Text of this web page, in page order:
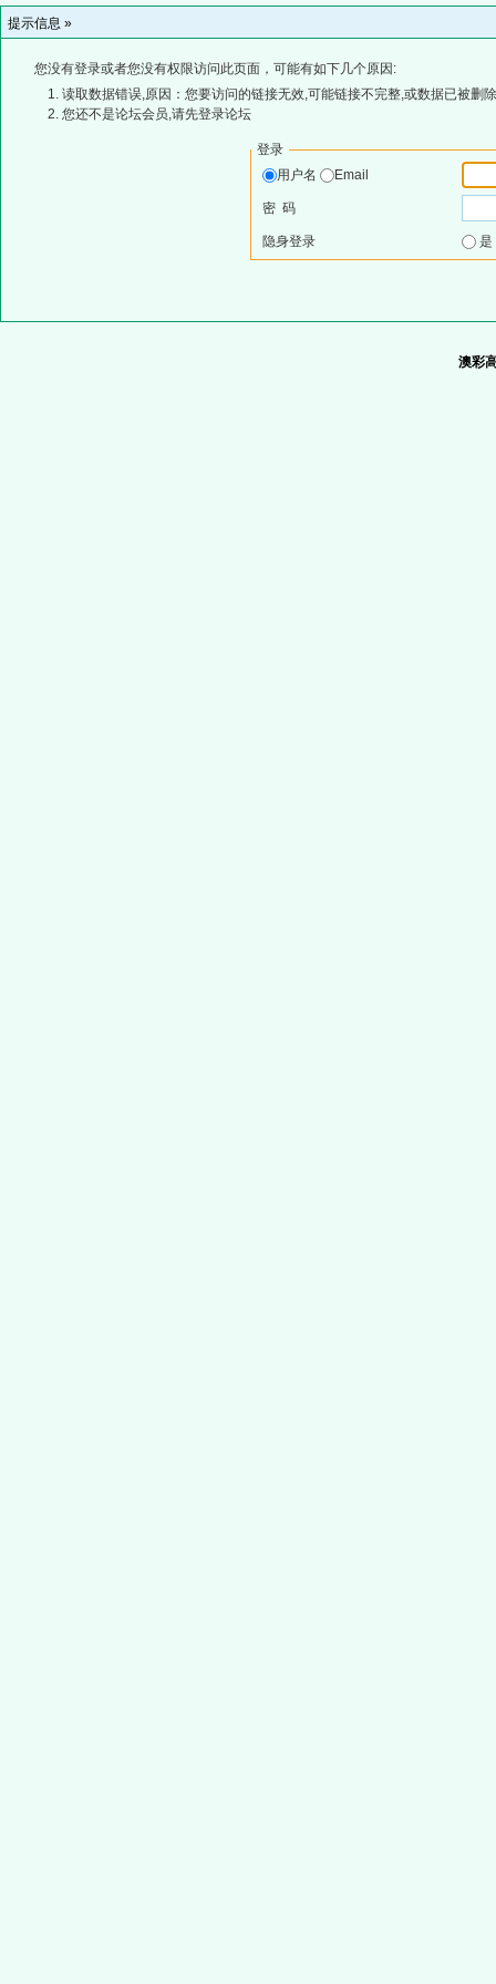
提示信息 »
您没有登录或者您没有权限访问此页面，可能有如下几个原因:
读取数据错误,原因：您要访问的链接无效,可能链接不完整,或数据已被删
您还不是论坛会员,请先登录论坛
登录
用户名
Email
密 码
隐身登录
澳彩